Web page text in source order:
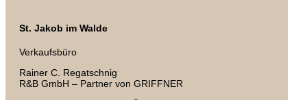
St. Jakob im Walde
Verkaufsbüro
Rainer C. Regatschnig
R&B GmbH – Partner von GRIFFNER